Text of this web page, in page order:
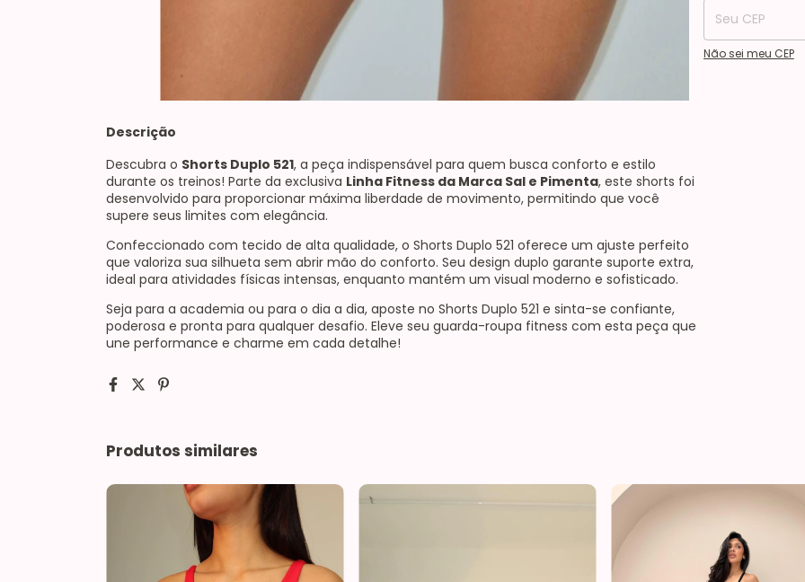
Não sei meu CEP
Descrição
Descubra o Shorts Duplo 521, a peça indispensável para quem busca conforto e estilo
durante os treinos! Parte da exclusiva Linha Fitness da Marca Sal e Pimenta, este shorts foi
desenvolvido para proporcionar máxima liberdade de movimento, permitindo que você
supere seus limites com elegância.
Confeccionado com tecido de alta qualidade, o Shorts Duplo 521 oferece um ajuste perfeito
que valoriza sua silhueta sem abrir mão do conforto. Seu design duplo garante suporte extra,
ideal para atividades físicas intensas, enquanto mantém um visual moderno e sofisticado.
Seja para a academia ou para o dia a dia, aposte no Shorts Duplo 521 e sinta-se confiante,
poderosa e pronta para qualquer desafio. Eleve seu guarda-roupa fitness com esta peça que
une performance e charme em cada detalhe!
Produtos similares